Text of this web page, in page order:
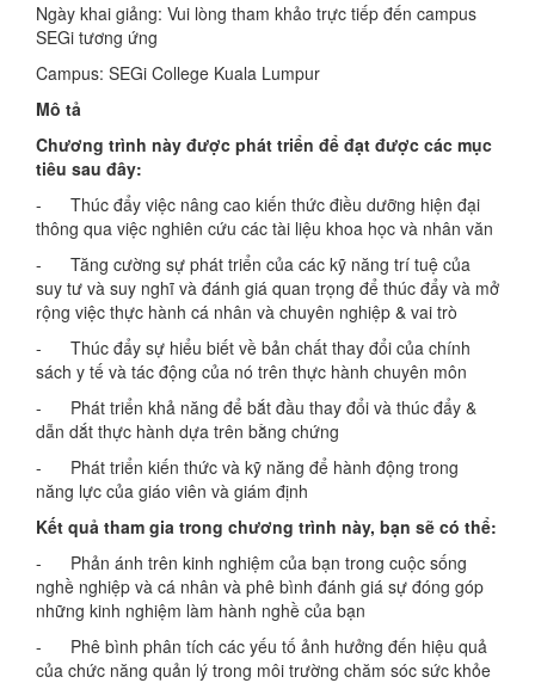
Ngày khai giảng: Vui lòng tham khảo trực tiếp đến campus
SEGi tương ứng
Campus: SEGi College Kuala Lumpur
Mô tả
Chương trình này được phát triển để đạt được các mục
tiêu sau đây:
- Thúc đẩy việc nâng cao kiến thức điều dưỡng hiện đại
thông qua việc nghiên cứu các tài liệu khoa học và nhân văn
- Tăng cường sự phát triển của các kỹ năng trí tuệ của
suy tư và suy nghĩ và đánh giá quan trọng để thúc đẩy và mở
rộng việc thực hành cá nhân và chuyên nghiệp & vai trò
- Thúc đẩy sự hiểu biết về bản chất thay đổi của chính
sách y tế và tác động của nó trên thực hành chuyên môn
- Phát triển khả năng để bắt đầu thay đổi và thúc đẩy &
dẫn dắt thực hành dựa trên bằng chứng
- Phát triển kiến ​​thức và kỹ năng để hành động trong
năng lực của giáo viên và giám định
Kết quả tham gia trong chương trình này, bạn sẽ có thể:
- Phản ánh trên kinh nghiệm của bạn trong cuộc sống
nghề nghiệp và cá nhân và phê bình đánh giá sự đóng góp
những kinh nghiệm làm hành nghề của bạn
- Phê bình phân tích các yếu tố ảnh hưởng đến hiệu quả
của chức năng quản lý trong môi trường chăm sóc sức khỏe